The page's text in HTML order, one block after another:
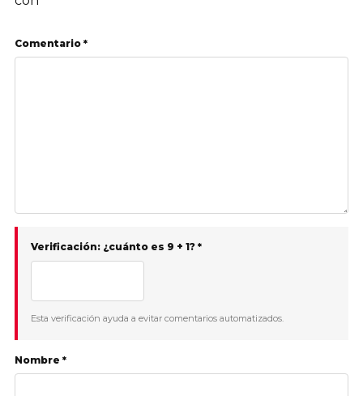
Comentario *
Verificación: ¿cuánto es 9 + 1? *
Esta verificación ayuda a evitar comentarios automatizados.
Nombre *